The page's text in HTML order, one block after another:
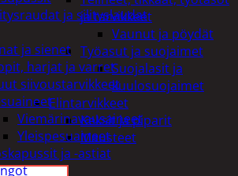
ja tarvikkeet
Vaunut ja pöydät
Työasut ja suojaimet
Suojalasit ja
kuulosuojaimet
Elintarvikkeet
Keksit ja piparit
Mausteet
ja silityslaudat
ja sienet
harjat ja varret
siivoustarvikkeet
Viemärinavausaineet
Yleispesuaineet
ja -astiat